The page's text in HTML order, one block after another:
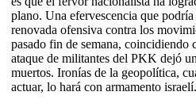
plano. Una efervescencia que
renovada ofensiva contra los
pasado fin de semana, coincidiendo
ataque de militantes del PKK dejó
muertos. Ironías de la geopolítica,
actuar, lo hará con armamento israelí.